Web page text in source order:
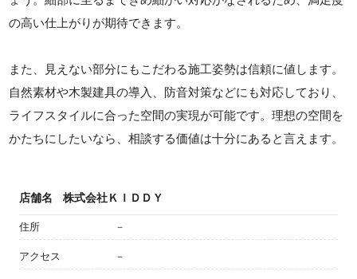
の高い仕上がりが期待できます。
また、見えない部分にもこだわる施工姿勢は信頼に値します。
自然素材や木製建具の導入、防音対策などにも対応しており、
ライフスタイルに合った空間の実現が可能です。理想の空間を
かたちにしたいなら、相談する価値は十分にあると言えます。
店舗名 株式会社ＫＩＤＤＹ
住所 －
アクセス －